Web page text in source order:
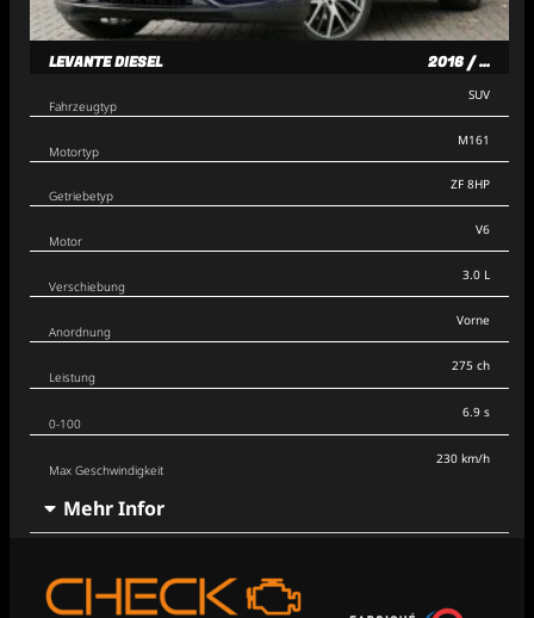
LEVANTE DIESEL 2016 / ...
Fahrzeugtyp
Motortyp
Getriebetyp
SUV
M161
ZF 8HP
Motor
Verschiebung
Anordnung
V6
3.0 L
Vorne
Leistung
0-100
Max Geschwindigkeit
275 ch
6.9 s
230 km/h
Mehr Infor